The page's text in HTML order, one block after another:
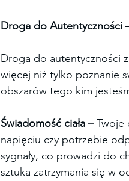
Droga do Autentyczności
Droga do autentyczności
więcej niż tylko poznanie
obszarów tego kim
Świadomość ciała – Twoje
napięciu czy potrzebie
sygnały, co prowadzi do
sztuka zatrzymania się w